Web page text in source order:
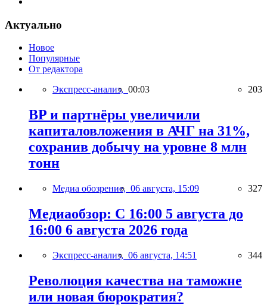
Актуально
Новое
Популярные
От редактора
Экспресс-анализ, 00:03 203
BP и партнёры увеличили
капиталовложения в АЧГ на 31%,
сохранив добычу на уровне 8 млн
тонн
Медиа обозрение, 06 августа, 15:09 327
Медиаобзор: С 16:00 5 августа до
16:00 6 августа 2026 года
Экспресс-анализ, 06 августа, 14:51 344
Революция качества на таможне
или новая бюрократия?